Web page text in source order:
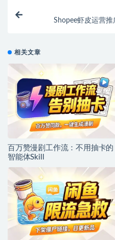
Shopee虾皮运营
相关文章
百万赞漫剧工作流：不用抽卡的
智能体Skill